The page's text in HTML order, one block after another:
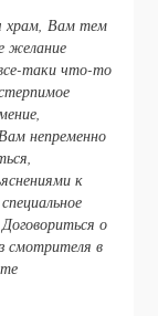
храм, Вам тем
желание
таки что-то
непременно
к
о
смотрителя в